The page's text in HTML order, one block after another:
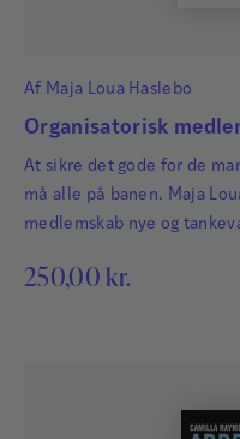
Af Maja Loua Haslebo
Organisatorisk
At sikre det gode for de
må alle på banen. Maja
medlemskab nye og
250,00 kr.